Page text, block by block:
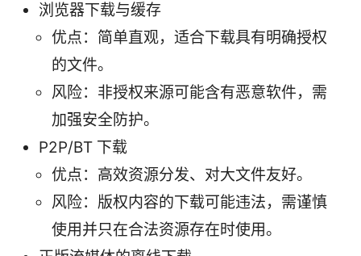
浏览器下载与缓存
优点：简单直观，适合下载具有明确授权
的文件。
风险：非授权来源可能含有恶意软件，需
加强安全防护。
P2P/BT 下载
优点：高效资源分发、对大文件友好。
风险：版权内容的下载可能违法，需谨慎
使用并只在合法资源存在时使用。